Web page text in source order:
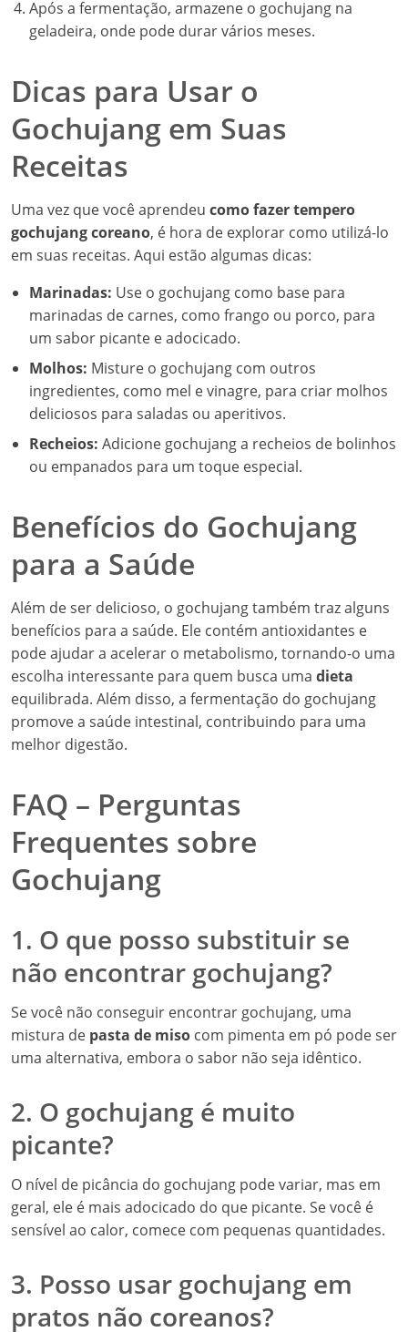
Após a fermentação, armazene o gochujang na
geladeira, onde pode durar vários meses.
Dicas para Usar o
Gochujang em Suas
Receitas
Uma vez que você aprendeu como fazer tempero
gochujang coreano, é hora de explorar como utilizá-lo
em suas receitas. Aqui estão algumas dicas:
Marinadas: Use o gochujang como base para
marinadas de carnes, como frango ou porco, para
um sabor picante e adocicado.
Molhos: Misture o gochujang com outros
ingredientes, como mel e vinagre, para criar molhos
deliciosos para saladas ou aperitivos.
Recheios: Adicione gochujang a recheios de bolinhos
ou empanados para um toque especial.
Benefícios do Gochujang
para a Saúde
Além de ser delicioso, o gochujang também traz alguns
benefícios para a saúde. Ele contém antioxidantes e
pode ajudar a acelerar o metabolismo, tornando-o uma
escolha interessante para quem busca uma dieta
equilibrada. Além disso, a fermentação do gochujang
promove a saúde intestinal, contribuindo para uma
melhor digestão.
FAQ – Perguntas
Frequentes sobre
Gochujang
1. O que posso substituir se
não encontrar gochujang?
Se você não conseguir encontrar gochujang, uma
mistura de pasta de miso com pimenta em pó pode ser
uma alternativa, embora o sabor não seja idêntico.
2. O gochujang é muito
picante?
O nível de picância do gochujang pode variar, mas em
geral, ele é mais adocicado do que picante. Se você é
sensível ao calor, comece com pequenas quantidades.
3. Posso usar gochujang em
pratos não coreanos?